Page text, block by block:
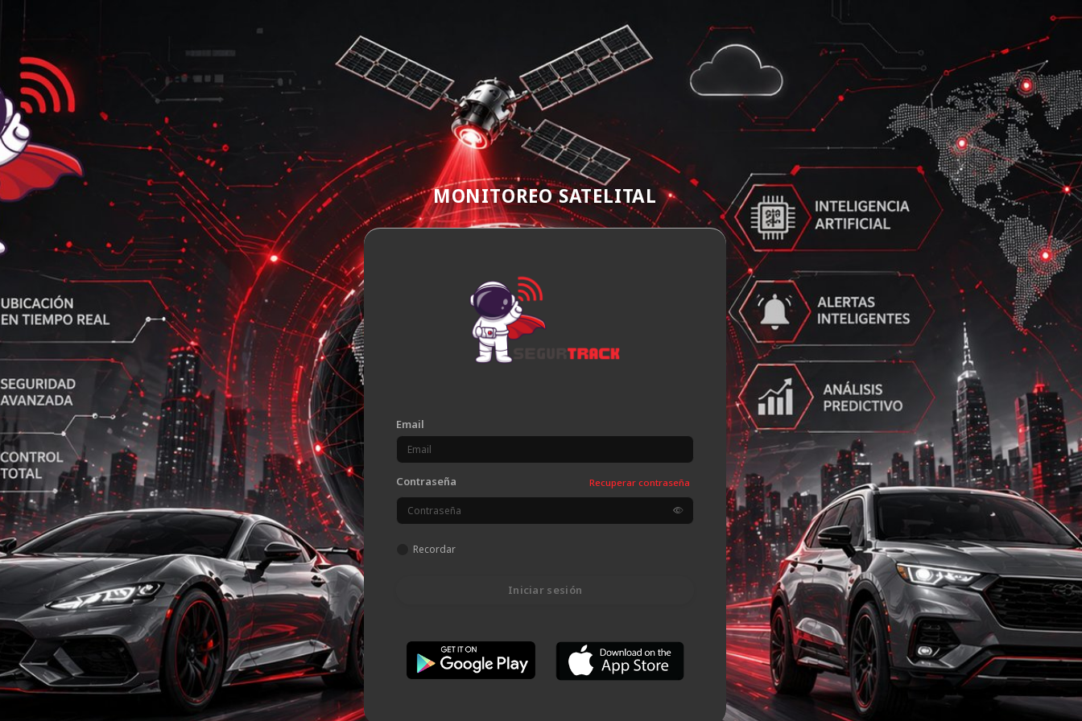
MONITOREO SATELITAL
Email
Contraseña Recuperar contraseña
Recordar
Iniciar sesión